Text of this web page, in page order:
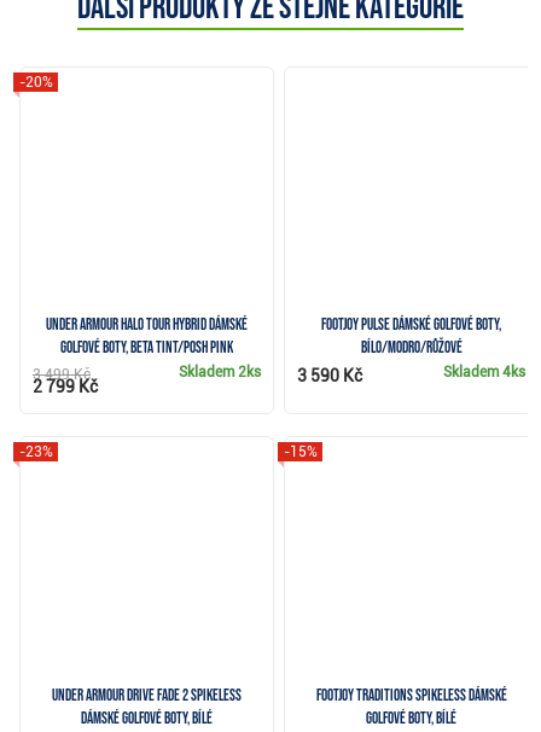
Under Armour Halo Tour Hybrid dámské
golfové boty, beta tint/posh pink
-20%
Skladem2ks
3 499 Kč
2 799 Kč
FootJoy Pulse dámské golfové boty,
bílo/modro/růžové
Skladem4ks
3 590 Kč
Under Armour Drive Fade 2 Spikeless
dámské golfové boty, bílé
-23%
FootJoy Traditions Spikeless dámské
golfové boty, bílé
-15%